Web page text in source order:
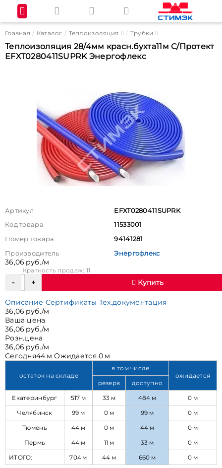
Главная Каталог Теплоизоляция Трубки
Теплоизоляция 28/4мм красн.бухта11м С/Протект
EFXT0280411SUPRK Энергофлекс
Артикул
EFXT0280411SUPRK
Код товара
11533001
Номер товара
94141281
Производитель
Энергофлекс
36,06 руб./м
Кратность продаж: 11
Купить
Описание Сертификаты Тех.документация
36,06 руб./м
Ваша цена
36,06 руб./м
Розн.цена
36,06 руб./м
Сегодня44 м Ожидается 0 м
остаток на складе
в том числе
ожидается
резерв
доступно
Екатеринбург
517 м 33 м 484 м
0 м
Челябинск
99 м 0 м 99 м
0 м
Тюмень
44 м 0 м 44 м
0 м
Пермь
44 м 11 м 33 м
0 м
ИТОГО:
704 м 44 м 660 м 0 м